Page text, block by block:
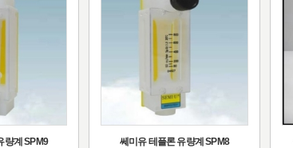
량계 SPM9
쎄미유 테플론 유량계 SPM8